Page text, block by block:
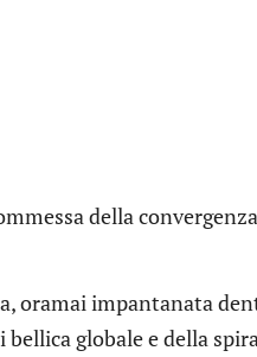
della
oramai impantanata
globale e della